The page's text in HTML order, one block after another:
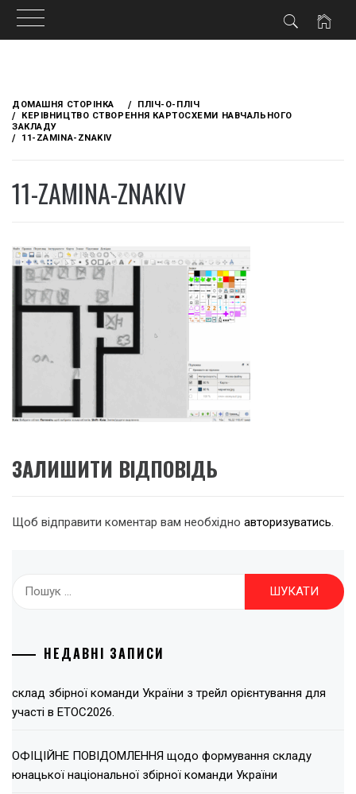
content
ДОМАШНЯ СТОРІНКА
ПЛІЧ-О-ПЛІЧ
КЕРІВНИЦТВО СТВОРЕННЯ КАРТОСХЕМИ НАВЧАЛЬНОГО
ЗАКЛАДУ
11-ZAMINA-ZNAKIV
11-ZAMINA-ZNAKIV
ЗАЛИШИТИ ВІДПОВІДЬ
Щоб відправити коментар вам необхідно авторизуватись.
НЕДАВНІ ЗАПИСИ
склад збірної команди України з трейл орієнтування для
участі в ЕТОС2026.
ОФІЦІЙНЕ ПОВІДОМЛЕННЯ щодо формування складу
юнацької національної збірної команди України